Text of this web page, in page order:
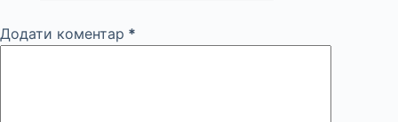
Додати коментар *